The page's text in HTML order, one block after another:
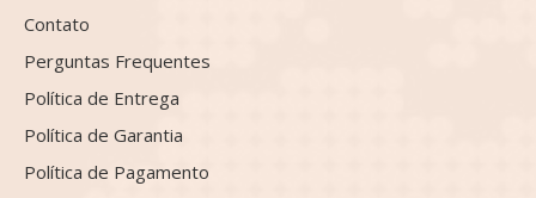
Contato
Perguntas Frequentes
Política de Entrega
Política de Garantia
Política de Pagamento